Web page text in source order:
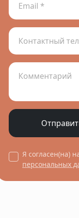
Я согласен(на)
персональных